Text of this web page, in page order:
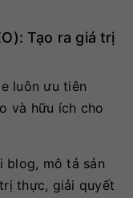
Tạo ra giá trị
luôn ưu tiên
và hữu ích cho
blog, mô tả sản
thực, giải quyết